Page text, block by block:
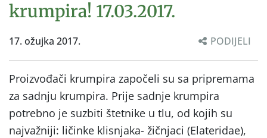
krumpira! 17.03.2017.
17. ožujka 2017. PODIJELI
Proizvođači krumpira započeli su sa pripremama
za sadnju krumpira. Prije sadnje krumpira
potrebno je suzbiti štetnike u tlu, od kojih su
najvažniji: ličinke klisnjaka- žičnjaci (Elateridae),